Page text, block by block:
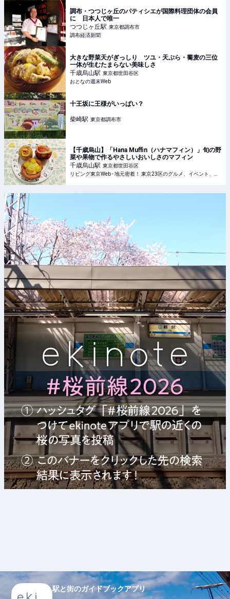
調布・つつじヶ丘のパティシエが国際料理団体の会員
に 日本人で唯一
つつじヶ丘駅 東京都調布市
調布経済新聞
大きな野菜天がぎっしり ツユ・天ぷら・蕎麦の三位
一体が生むたまらない美味しさ
千歳烏山駅 東京都世田谷区
おとなの週末Web
十王坂に王様がいっぱい？
柴崎駅 東京都調布市
【千歳烏山】「Hana Muffin（ハナマフィン）」旬の野
菜や果物で作るやさしいおいしさのマフィン
千歳烏山駅 東京都世田谷区
駅と街のガイドブックアプリ